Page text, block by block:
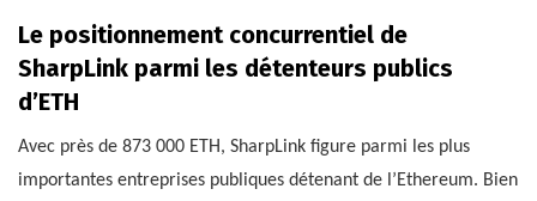
Le positionnement concurrentiel de
SharpLink parmi les détenteurs publics
d’ETH
Avec près de 873 000 ETH, SharpLink figure parmi les plus
importantes entreprises publiques détenant de l’Ethereum. Bien